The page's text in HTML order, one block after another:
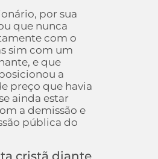
por sua
que nunca
com o
sim com um
e que
a
preço que havia
ainda estar
a demissão e
pública do
cristã diante